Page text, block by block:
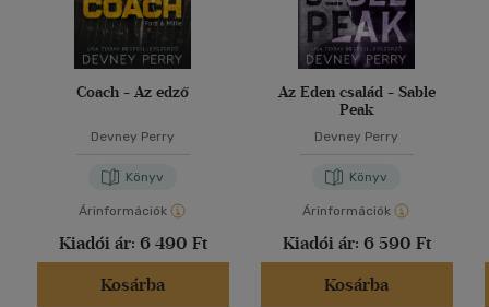
Coach - Az edző
Devney Perry
Könyv
Árinformációk
Kiadói ár: 6 490 Ft
Kosárba
Az Eden család - Sable
Peak
Devney Perry
Könyv
Árinformációk
Kiadói ár: 6 590 Ft
Kosárba